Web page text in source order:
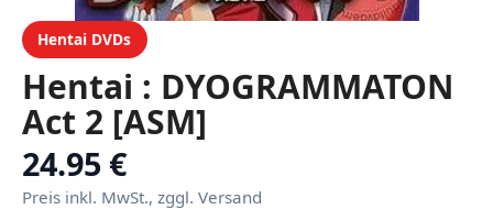
Hentai DVDs
Hentai : DYOGRAMMATON
Act 2 [ASM]
24.95 €
Preis inkl. MwSt., zggl. Versand